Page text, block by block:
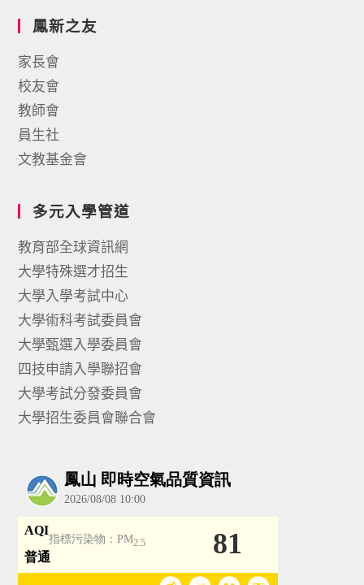
鳳新之友
家長會
校友會
教師會
員生社
文教基金會
多元入學管道
教育部全球資訊網
大學特殊選才招生
大學入學考試中心
大學術科考試委員會
大學甄選入學委員會
四技申請入學聯招會
大學考試分發委員會
大學招生委員會聯合會